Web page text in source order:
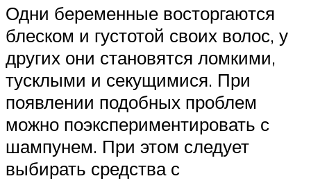
Одни беременные восторгаются
блеском и густотой своих волос, у
других они становятся ломкими,
тусклыми и секущимися. При
появлении подобных проблем
можно поэкспериментировать с
шампунем. При этом следует
выбирать средства с